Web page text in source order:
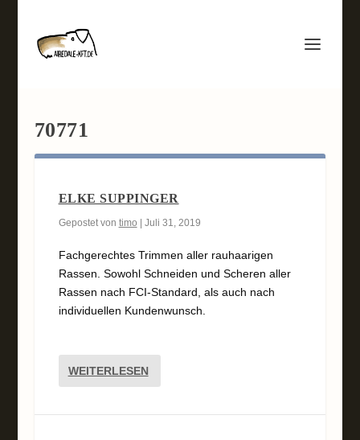
70771
ELKE SUPPINGER
Gepostet von timo Juli 31, 2019
Fachgerechtes Trimmen aller rauhaarigen
Rassen. Sowohl Schneiden und Scheren aller
Rassen nach FCI-Standard, als auch nach
individuellen Kundenwunsch.
WEITERLESEN